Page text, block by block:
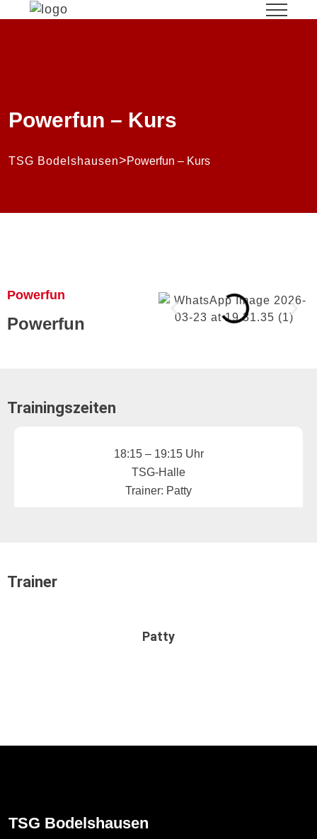
Powerfun – Kurs
TSG Bodelshausen>Powerfun – Kurs
Powerfun
Powerfun
Trainingszeiten
18:15 – 19:15 Uhr
TSG-Halle
Trainer: Patty
Trainer
Patty
TSG Bodelshausen